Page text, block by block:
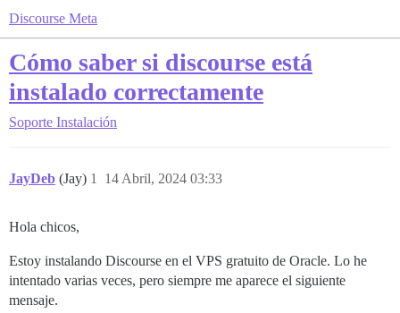
Discourse Meta
Cómo saber si discourse está
instalado correctamente
Soporte Instalación
JayDeb (Jay) 14 Abril, 2024 03:33
1
Hola chicos,
Estoy instalando Discourse en el VPS gratuito de Oracle. Lo he
intentado varias veces, pero siempre me aparece el siguiente
mensaje.